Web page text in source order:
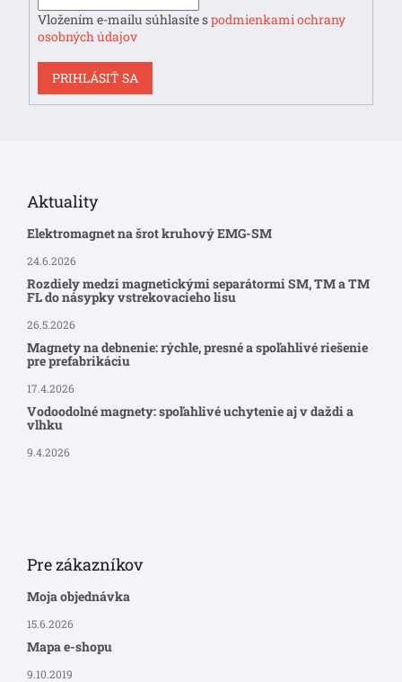
Vložením e-mailu súhlasíte spodmienkami ochrany
osobných údajov
PRIHLÁSIŤ SA
Aktuality
Elektromagnet na šrot kruhový EMG-SM
24.6.2026
Rozdiely medzi magnetickými separátormi SM, TM a TM
FL do násypky vstrekovacieho lisu
26.5.2026
Magnety na debnenie: rýchle, presné a spoľahlivé riešenie
pre prefabrikáciu
17.4.2026
Vodoodolné magnety: spoľahlivé uchytenie aj v daždi a
vlhku
9.4.2026
Pre zákazníkov
Moja objednávka
15.6.2026
Mapa e-shopu
9.10.2019